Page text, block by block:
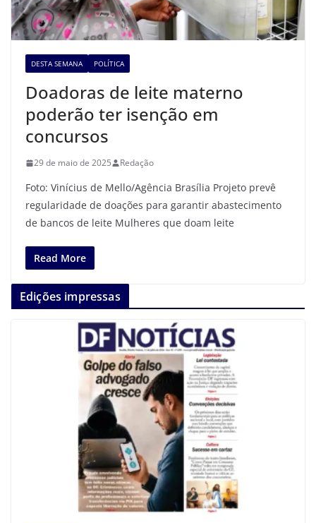
DESTA SEMANA POLÍTICA
Doadoras de leite materno
poderão ter isenção em
concursos
29 de maio de 2025 Redação
Foto: Vinícius de Mello/Agência Brasília Projeto prevê
regularidade de doações para garantir abastecimento
de bancos de leite Mulheres que doam leite
Read More
Edições impressas